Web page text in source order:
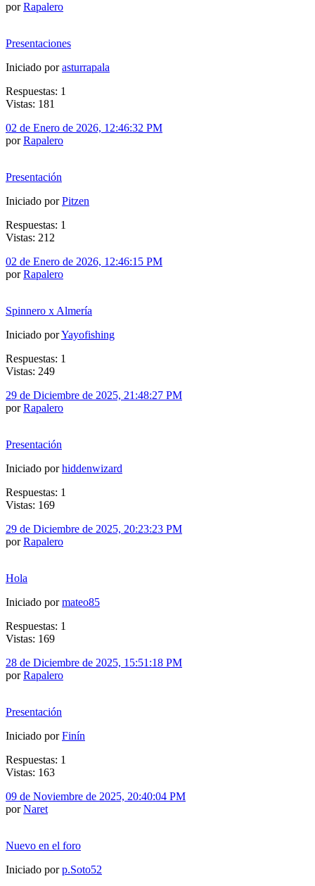
porRapalero
Presentaciones
Iniciado porasturrapala
Respuestas: 1
Vistas: 181
02 de Enero de 2026, 12:46:32 PM
porRapalero
Presentación
Iniciado porPitzen
Respuestas: 1
Vistas: 212
02 de Enero de 2026, 12:46:15 PM
porRapalero
Spinnero x Almería
Iniciado porYayofishing
Respuestas: 1
Vistas: 249
29 de Diciembre de 2025, 21:48:27 PM
porRapalero
Presentación
Iniciado porhiddenwizard
Respuestas: 1
Vistas: 169
29 de Diciembre de 2025, 20:23:23 PM
porRapalero
Hola
Iniciado pormateo85
Respuestas: 1
Vistas: 169
28 de Diciembre de 2025, 15:51:18 PM
porRapalero
Presentación
Iniciado porFinín
Respuestas: 1
Vistas: 163
09 de Noviembre de 2025, 20:40:04 PM
porNaret
Nuevo en el foro
Iniciado porp.Soto52